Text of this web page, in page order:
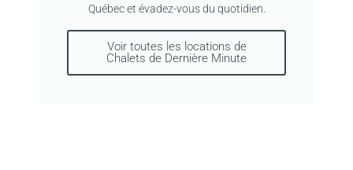
Québec et évadez-vous du quotidien.
Voir toutes les locations de
Chalets de Dernière Minute